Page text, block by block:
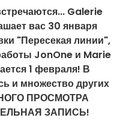
Galerie
вас 30 января
"Пересекая линии",
JonOne и Marie
1 февраля! В
и множество других
ПРОСМОТРА
ЗАПИСЬ!